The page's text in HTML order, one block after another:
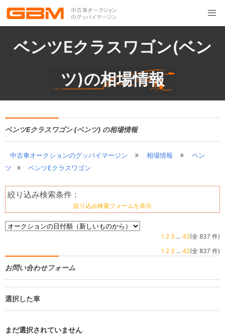
ベンツEクラスワゴン(ベン
ツ)の相場情報
ベンツEクラスワゴン (ベンツ) の相場情報
中古車オークションのグッバイマージン » 相場情報 »
ベン
ツ
» ベンツEクラスワゴン
絞り込み検索条件 :
絞り込み検索フォームを表示
1 2 3 ... 42(全 837 件)
1 2 3 ... 42(全 837 件)
お問い合わせフォーム
選択した車
まだ選択されていません